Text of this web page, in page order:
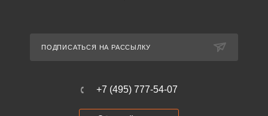
ПОДПИСАТЬСЯ НА РАССЫЛКУ
+7 (495) 777-54-07